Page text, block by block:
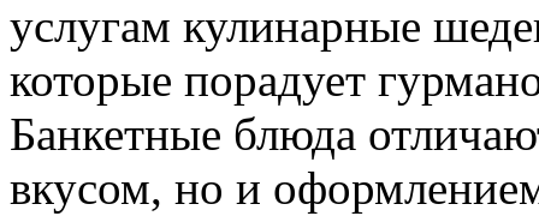
услугам кулинарные
которые порадует
Банкетные блюда
вкусом, но и